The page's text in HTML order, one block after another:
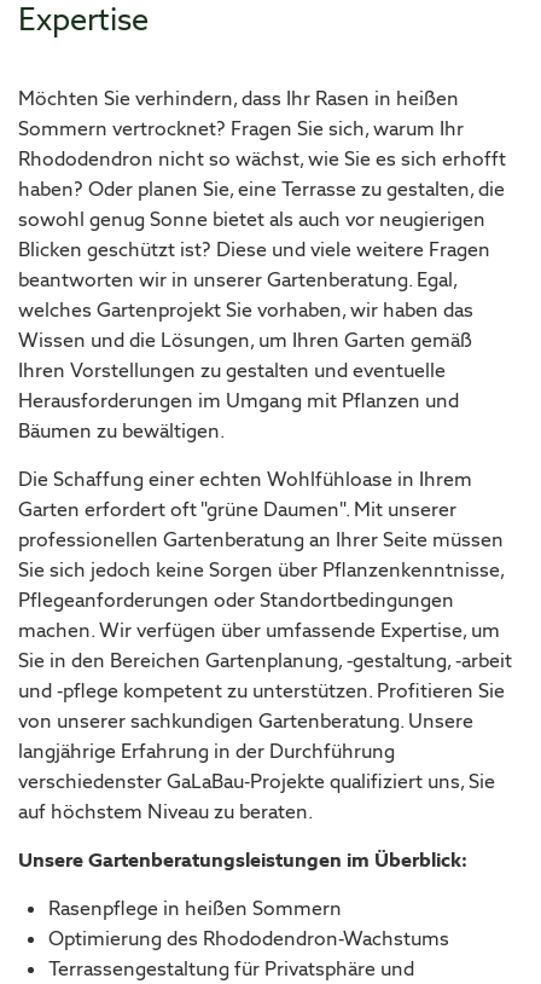
Expertise
Möchten Sie verhindern, dass Ihr Rasen in heißen
Sommern vertrocknet? Fragen Sie sich, warum Ihr
Rhododendron nicht so wächst, wie Sie es sich erhofft
haben? Oder planen Sie, eine Terrasse zu gestalten, die
sowohl genug Sonne bietet als auch vor neugierigen
Blicken geschützt ist? Diese und viele weitere Fragen
beantworten wir in unserer Gartenberatung. Egal,
welches Gartenprojekt Sie vorhaben, wir haben das
Wissen und die Lösungen, um Ihren Garten gemäß
Ihren Vorstellungen zu gestalten und eventuelle
Herausforderungen im Umgang mit Pflanzen und
Bäumen zu bewältigen.
Die Schaffung einer echten Wohlfühloase in Ihrem
Garten erfordert oft "grüne Daumen". Mit unserer
professionellen Gartenberatung an Ihrer Seite müssen
Sie sich jedoch keine Sorgen über Pflanzenkenntnisse,
Pflegeanforderungen oder Standortbedingungen
machen. Wir verfügen über umfassende Expertise, um
Sie in den Bereichen Gartenplanung, -gestaltung, -arbeit
und -pflege kompetent zu unterstützen. Profitieren Sie
von unserer sachkundigen Gartenberatung. Unsere
langjährige Erfahrung in der Durchführung
verschiedenster GaLaBau-Projekte qualifiziert uns, Sie
auf höchstem Niveau zu beraten.
Unsere Gartenberatungsleistungen im Überblick:
Rasenpflege in heißen Sommern
Optimierung des Rhododendron-Wachstums
Terrassengestaltung für Privatsphäre und